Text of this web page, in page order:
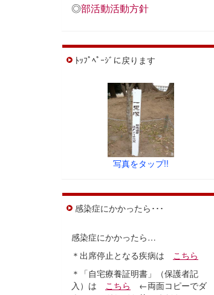
◎部活動活動方針
ﾄｯﾌﾟﾍﾟｰｼﾞに戻ります
写真をタップ!!
感染症にかかったら･･･
感染症にかかったら…
＊出席停止となる疾病は こちら
＊「自宅療養証明書」（保護者記
入）は こちら ←両面コピーでダ